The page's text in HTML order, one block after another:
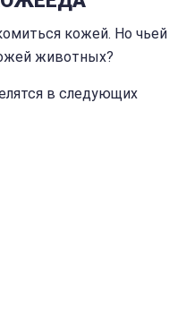
кожей. Но чьей
животных?
в следующих